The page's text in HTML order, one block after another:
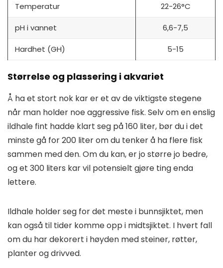
Temperatur 22-26°C
pH i vannet 6,6-7,5
Hardhet (GH) 5-15
Størrelse og plassering i akvariet
Å ha et stort nok kar er et av de viktigste stegene
når man holder noe aggressive fisk. Selv om en enslig
ildhale fint hadde klart seg på 160 liter, bør du i det
minste gå for 200 liter om du tenker å ha flere fisk
sammen med den. Om du kan, er jo større jo bedre,
og et 300 liters kar vil potensielt gjøre ting enda
lettere.
Ildhale holder seg for det meste i bunnsjiktet, men
kan også til tider komme opp i midtsjiktet. I hvert fall
om du har dekorert i høyden med steiner, røtter,
planter og drivved.